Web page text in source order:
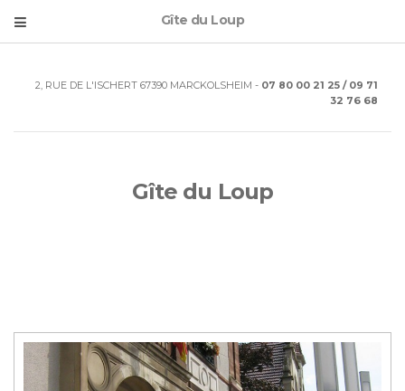
Gîte du Loup
2, RUE DE L'ISCHERT 67390 MARCKOLSHEIM - 07 80 00 21 25 / 09 71
32 76 68
Gîte du Loup